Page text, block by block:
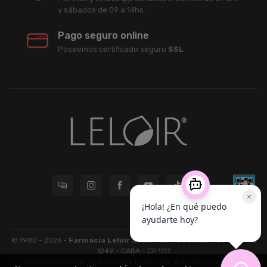
y sábados de 09 a 14hs.
Pago seguro online
Poseemos certificado seguro SSL
© 1980 - 2026 - Farmacia Leloir S.R.L.| CUIT 33609220789 - Larrea
1249 - CABA - CP 1117
Dirección General de Defensa y Protección al Consumidor: Para